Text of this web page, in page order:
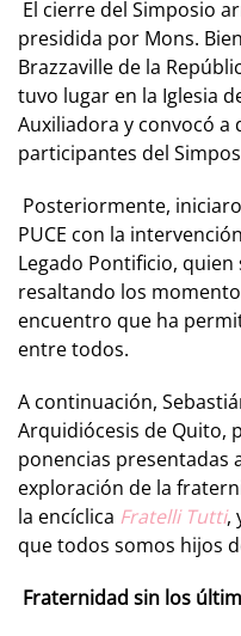
El cierre del Simposio
presidida por Mons.
Brazzaville de la
tuvo lugar en la Iglesia
Auxiliadora y convocó a
participantes del
Posteriormente,
PUCE con la
Legado Pontificio,
resaltando los
encuentro que ha
entre todos.
A continuación,
Arquidiócesis de Quito,
ponencias presentadas
exploración de la
la encíclica Fratelli Tutti,
que todos somos hijos
Fraternidad sin los